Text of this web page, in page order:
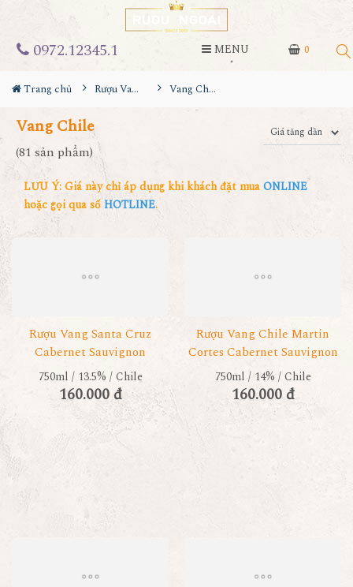
0
0972.12345.1 MENU
Trang chủ Rượu Vang Vang Chile
Vang Chile
(81 sản phẩm)
LƯU Ý: Giá này chỉ áp dụng khi khách đặt muaONLINE
hoặc gọi qua sốHOTLINE.
Rượu Vang Santa Cruz
Cabernet Sauvignon
750ml / 13.5% / Chile
160.000 đ
Rượu Vang Chile Martin
Cortes Cabernet Sauvignon
750ml / 14% / Chile
160.000 đ